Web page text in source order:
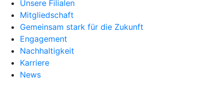
Unsere Filialen
Mitgliedschaft
Gemeinsam stark für die Zukunft
Engagement
Nachhaltigkeit
Karriere
News